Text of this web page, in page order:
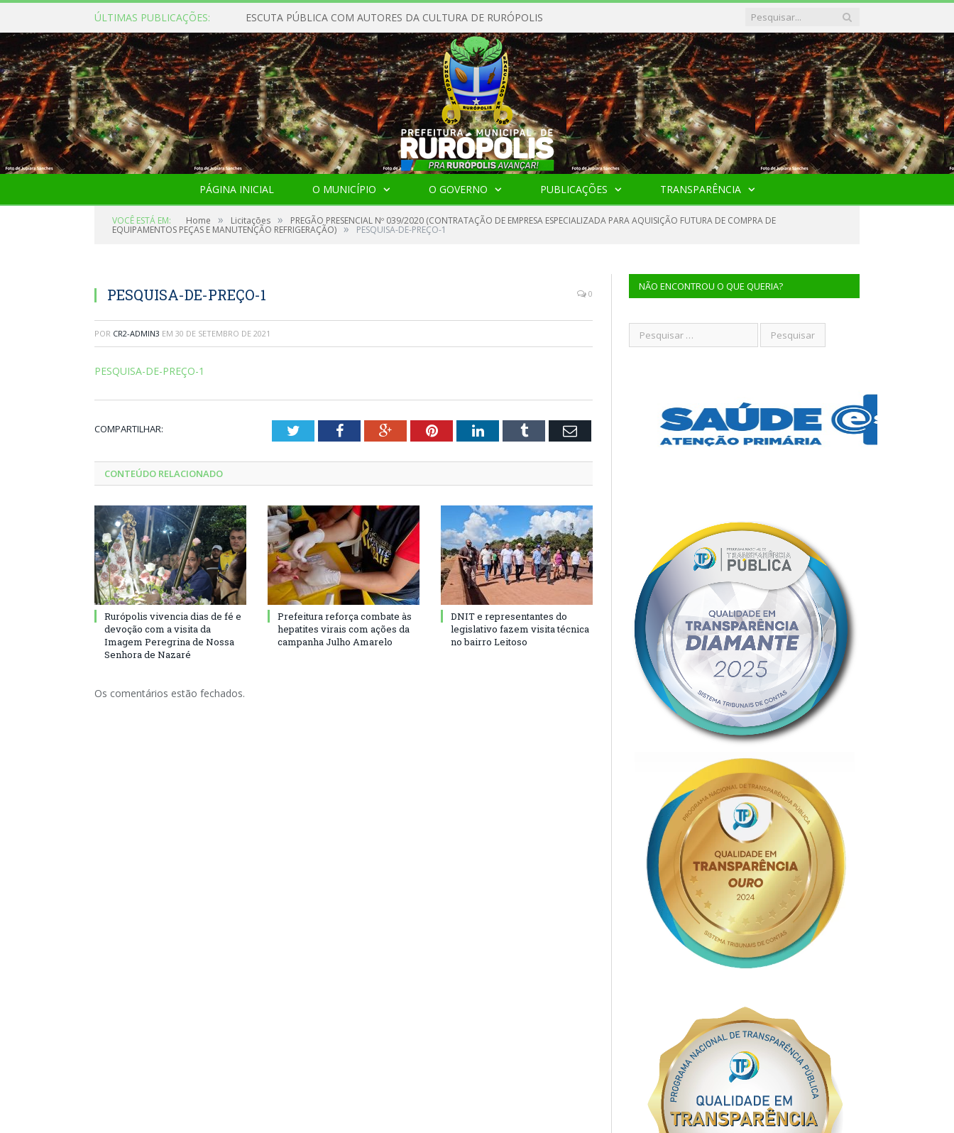
ÚLTIMAS PUBLICAÇÕES: ESCUTA PÚBLICA COM AUTORES DA CULTURA DE RURÓPOLIS
PÁGINA INICIAL O MUNICÍPIO O GOVERNO PUBLICAÇÕES TRANSPARÊNCIA
VOCÊ ESTÁ EM: Home » Licitações » PREGÃO PRESENCIAL Nº 039/2020 (CONTRATAÇÃO DE EMPRESA ESPECIALIZADA PARA AQUISIÇÃO FUTURA DE COMPRA DE
EQUIPAMENTOS PEÇAS E MANUTENÇÃO REFRIGERAÇÃO) » PESQUISA-DE-PREÇO-1
PESQUISA-DE-PREÇO-1 0
POR CR2-ADMIN3 EM 30 DE SETEMBRO DE 2021
PESQUISA-DE-PREÇO-1
COMPARTILHAR: TwitterFacebookGoogle+PinterestLinkedInTumblr Email
CONTEÚDO RELACIONADO
Rurópolis vivencia dias de fé e
devoção com a visita da
Imagem Peregrina de Nossa
Senhora de Nazaré
Prefeitura reforça combate às
hepatites virais com ações da
campanha Julho Amarelo
DNIT e representantes do
legislativo fazem visita técnica
no bairro Leitoso
Os comentários estão fechados.
NÃO ENCONTROU O QUE QUERIA?